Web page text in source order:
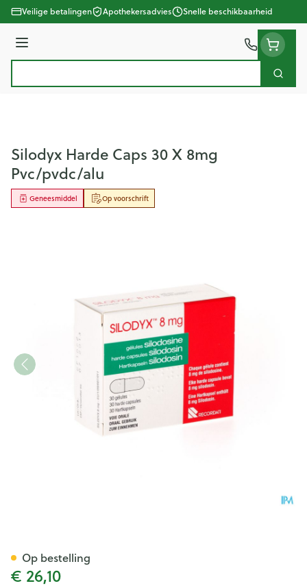
Ga naar de inhoud
Veilige betalingen Apothekersadvies Snelle beschikbaarheid
Menu
Zoek
Silodyx Harde Caps 30 X 8mg
Pvc/pvdc/alu
Op voorschrift
Geneesmiddel
€ 26,10
Op bestelling